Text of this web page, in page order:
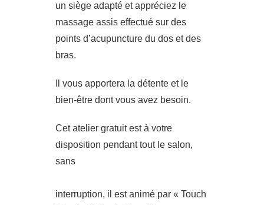
un siège adapté et appréciez le
massage assis effectué sur des
points d’acupuncture du dos et des
bras.
Il vous apportera la détente et le
bien-être dont vous avez besoin.
Cet atelier gratuit est à votre
disposition pendant tout le salon,
sans
interruption, il est animé par « Touch